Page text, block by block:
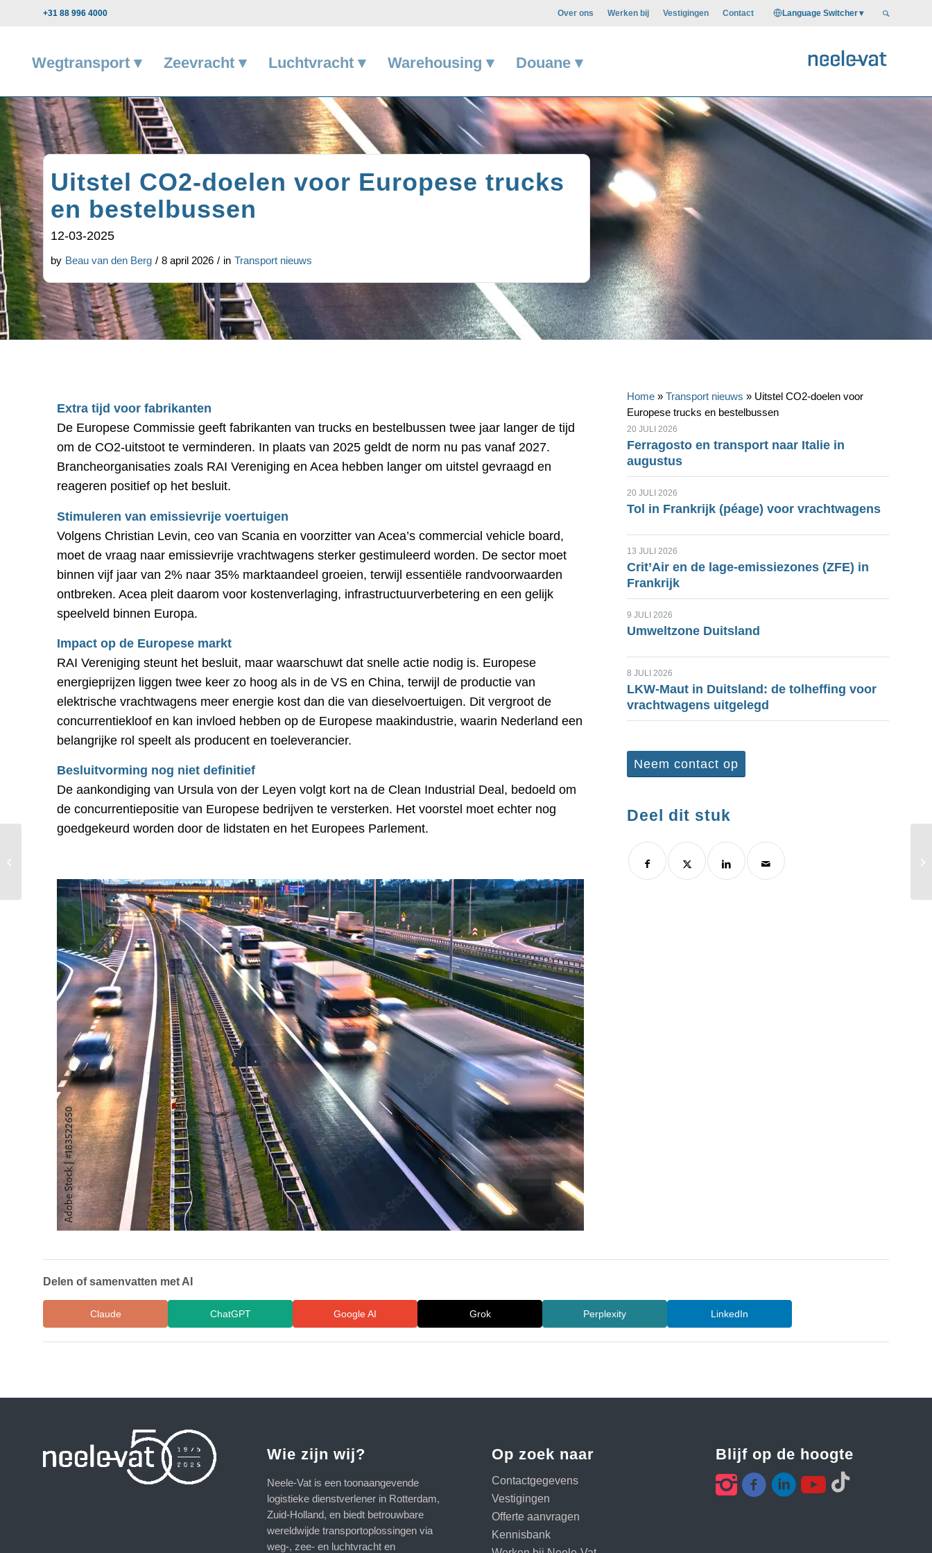
Over ons Werken bij Vestigingen Contact Language Switcher
+31 88 996 4000
Wegtransport ▾ Zeevracht ▾ Luchtvracht ▾ Warehousing ▾ Douane ▾
Uitstel CO2-doelen voor Europese trucks
en bestelbussen
12-03-2025
by Beau van den Berg / 8 april 2026 / in Transport nieuws
Extra tijd voor fabrikanten
De Europese Commissie geeft fabrikanten van trucks en bestelbussen twee jaar langer de tijd
om de CO2-uitstoot te verminderen. In plaats van 2025 geldt de norm nu pas vanaf 2027.
Brancheorganisaties zoals RAI Vereniging en Acea hebben langer om uitstel gevraagd en
reageren positief op het besluit.
Stimuleren van emissievrije voertuigen
Volgens Christian Levin, ceo van Scania en voorzitter van Acea’s commercial vehicle board,
moet de vraag naar emissievrije vrachtwagens sterker gestimuleerd worden. De sector moet
binnen vijf jaar van 2% naar 35% marktaandeel groeien, terwijl essentiële randvoorwaarden
ontbreken. Acea pleit daarom voor kostenverlaging, infrastructuurverbetering en een gelijk
speelveld binnen Europa.
Impact op de Europese markt
RAI Vereniging steunt het besluit, maar waarschuwt dat snelle actie nodig is. Europese
energieprijzen liggen twee keer zo hoog als in de VS en China, terwijl de productie van
elektrische vrachtwagens meer energie kost dan die van dieselvoertuigen. Dit vergroot de
concurrentiekloof en kan invloed hebben op de Europese maakindustrie, waarin Nederland een
belangrijke rol speelt als producent en toeleverancier.
Besluitvorming nog niet definitief
De aankondiging van Ursula von der Leyen volgt kort na de Clean Industrial Deal, bedoeld om
de concurrentiepositie van Europese bedrijven te versterken. Het voorstel moet echter nog
goedgekeurd worden door de lidstaten en het Europees Parlement.
Home » Transport nieuws » Uitstel CO2-doelen voor
Europese trucks en bestelbussen
20 JULI 2026
Ferragosto en transport naar Italie in
augustus
20 JULI 2026
Tol in Frankrijk (péage) voor vrachtwagens
13 JULI 2026
Crit’Air en de lage-emissiezones (ZFE) in
Frankrijk
9 JULI 2026
Umweltzone Duitsland
8 JULI 2026
LKW-Maut in Duitsland: de tolheffing voor
vrachtwagens uitgelegd
Neem contact op
Deel dit stuk
Delen of samenvatten met AI
Claude ChatGPT Google AI Grok Perplexity LinkedIn
Wie zijn wij?
Neele-Vat is een toonaangevende
logistieke dienstverlener in Rotterdam,
Zuid-Holland, en biedt betrouwbare
wereldwijde transportoplossingen via
weg-, zee- en luchtvracht en
Op zoek naar
Contactgegevens
Vestigingen
Offerte aanvragen
Kennisbank
Blijf op de hoogte
voor de logis...